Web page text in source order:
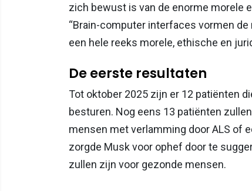
zich bewust is van de enorme morele
“Brain-computer interfaces vormen
een hele reeks morele, ethische en
De eerste resultaten
Tot oktober 2025 zijn er 12 patiënten
besturen. Nog eens 13 patiënten
mensen met verlamming door ALS of
zorgde Musk voor ophef door te
zullen zijn voor gezonde mensen.